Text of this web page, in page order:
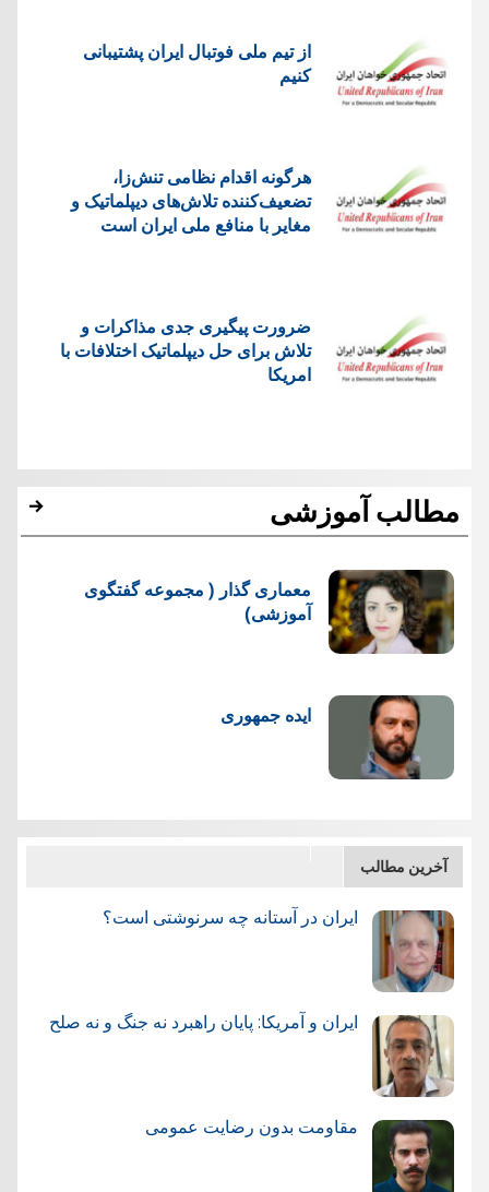
از تیم ملی فوتبال ایران پشتیبانی
کنیم
هرگونه اقدام نظامی تنش‌زا،
تضعیف‌کننده تلاش‌های دیپلماتیک و
مغایر با منافع ملی ایران است
ضرورت پیگیری جدی مذاکرات و
تلاش برای حل دیپلماتیک اختلافات با
امریکا
مطالب آموزشی
معماری گذار ( مجموعه گفتگوی
آموزشی)
ایده جمهوری
آخرین مطالب
ایران در آستانه چه سرنوشتی است؟
ایران و آمریکا: پایان راهبرد نه جنگ و نه صلح
مقاومت بدون رضایت عمومی